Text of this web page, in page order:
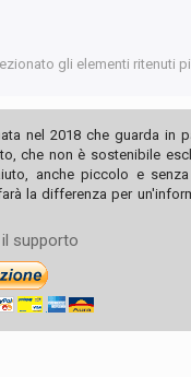
gli elementi ritenuti
nel 2018 che guarda in
che non è sostenibile
anche piccolo e
la differenza per
supporto